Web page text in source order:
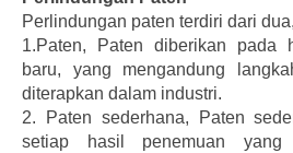
Perlindungan paten terdiri dari
1.Paten, Paten diberikan pada
baru, yang mengandung
diterapkan dalam industri.
2. Paten sederhana, Paten
setiap hasil penemuan